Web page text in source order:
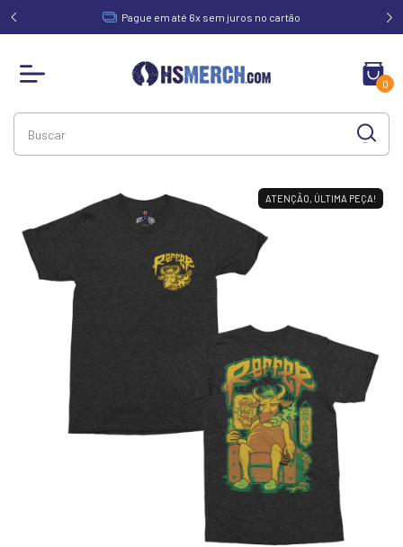
de Pague em até 6x sem juros no cartão
0
ATENÇÃO, ÚLTIMA PEÇA!